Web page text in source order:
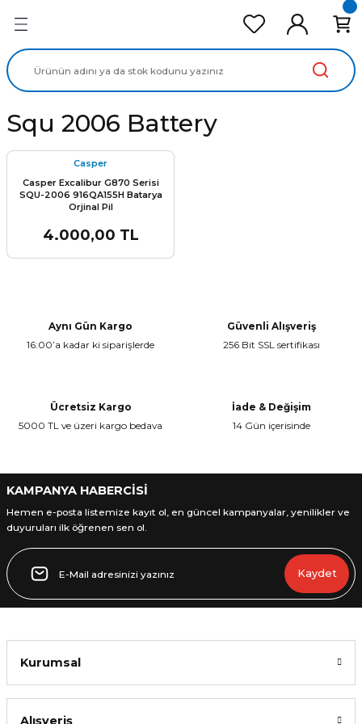
Ekran Panel
Data Kablo
Squ 2006 Battery
Casper
Casper Excalibur G870 Serisi
SQU-2006 916QA155H Batarya
Orjinal Pil
4.000,00 TL
Aynı Gün Kargo
16:00’a kadar ki siparişlerde
Güvenli Alışveriş
256 Bit SSL sertifikası
Ücretsiz Kargo
5000 TL ve üzeri kargo bedava
İade & Değişim
14 Gün içerisinde
KAMPANYA HABERCİSİ
Hemen e-posta listemize kayıt ol, en güncel kampanyalar, yenilikler ve
duyuruları ilk öğrenen sen ol.
Kaydet
Kurumsal
Alışveriş